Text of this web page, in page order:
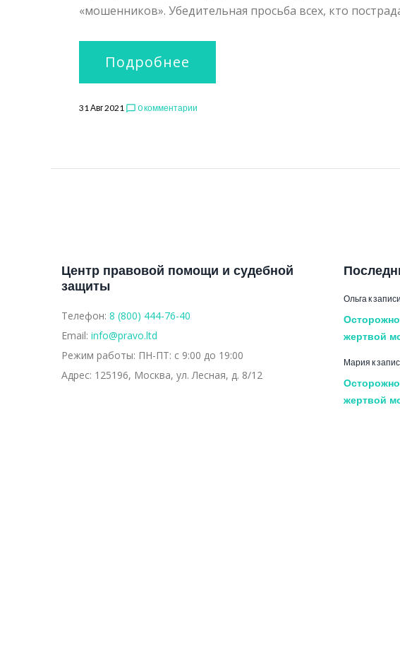
«мошенников». Убедительная просьба всех, кто
Подробнее
31 Авг 2021 chat_bubble_outline 0 комментарии
Центр правовой помощи и судебной
защиты
Телефон: 8 (800) 444-76-40
Email: info@pravo.ltd
Режим работы: ПН-ПТ: с 9:00 до 19:00
Адрес: 125196, Москва, ул. Лесная, д. 8/12
Ольгак записи
жертвой
Мария к
жертвой